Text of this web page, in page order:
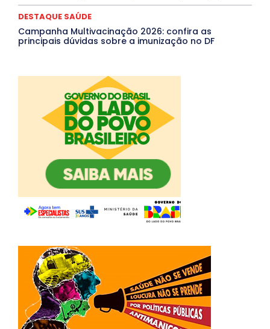
DESTAQUE SAÚDE
Campanha Multivacinação 2026: confira as
principais dúvidas sobre a imunização no DF